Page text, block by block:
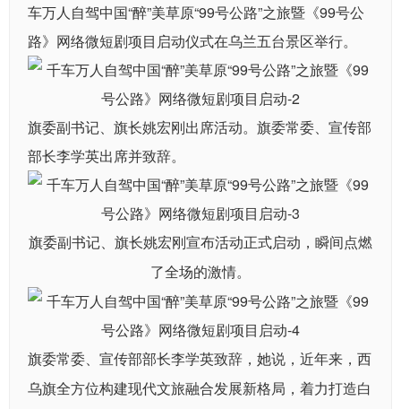
车万人自驾中国“醉”美草原“99号公路”之旅暨《99号公
路》网络微短剧项目启动仪式在乌兰五台景区举行。
旗委副书记、旗长姚宏刚出席活动。旗委常委、宣传部
部长李学英出席并致辞。
旗委副书记、旗长姚宏刚宣布活动正式启动，瞬间点燃
了全场的激情。
旗委常委、宣传部部长李学英致辞，她说，近年来，西
乌旗全方位构建现代文旅融合发展新格局，着力打造白